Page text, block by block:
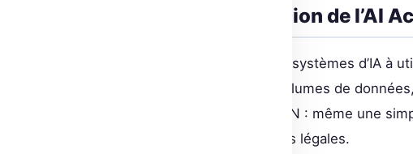
Comprendre l’application de l’AI
L’AI Act cible spécifiquement les systèmes d’IA à
Llama, entraîné sur de vastes volumes de
réglementation. Mais ATTENTION : même une
se plier aux nouvelles obligations légales.